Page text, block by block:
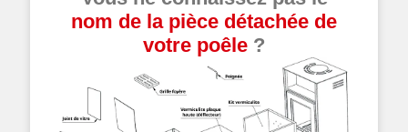
nom de la pièce détachée de
votre poêle ?